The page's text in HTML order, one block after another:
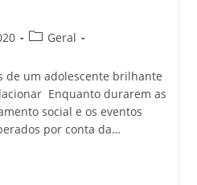
Geral
de um adolescente brilhante
Enquanto durarem as
social e os eventos
por conta da…